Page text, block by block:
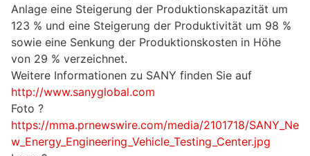
Anlage eine Steigerung der Produktionskapazität um
123 % und eine Steigerung der Produktivität um 98 %
sowie eine Senkung der Produktionskosten in Höhe
von 29 % verzeichnet.
Weitere Informationen zu SANY finden Sie auf
http://www.sanyglobal.com
Foto ?
https://mma.prnewswire.com/media/2101718/SANY_Ne
w_Energy_Engineering_Vehicle_Testing_Center.jpg